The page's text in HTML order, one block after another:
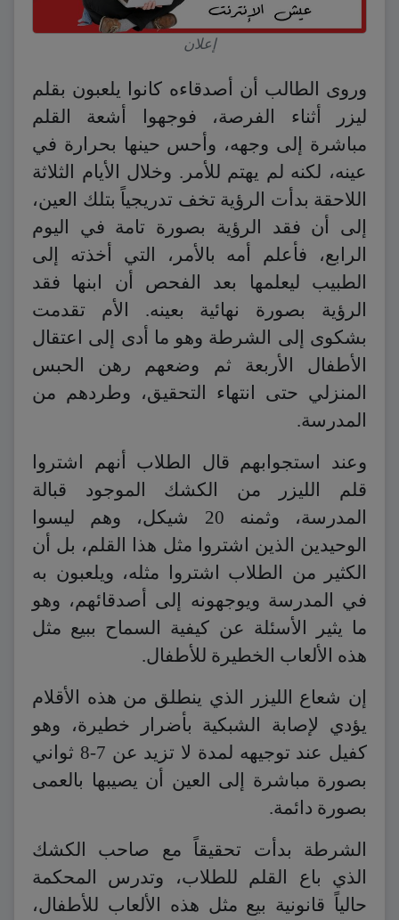
إعلان
وروى الطالب أن أصدقاءه كانوا يلعبون بقلم
ليزر أثناء الفرصة، فوجهوا أشعة القلم
مباشرة إلى وجهه، وأحس حينها بحرارة في
عينه، لكنه لم يهتم للأمر. وخلال الأيام الثلاثة
اللاحقة بدأت الرؤية تخف تدريجياً بتلك العين،
إلى أن فقد الرؤية بصورة تامة في اليوم
الرابع، فأعلم أمه بالأمر، التي أخذته إلى
الطبيب ليعلمها بعد الفحص أن ابنها فقد
الرؤية بصورة نهائية بعينه. الأم تقدمت
بشكوى إلى الشرطة وهو ما أدى إلى اعتقال
الأطفال الأربعة ثم وضعهم رهن الحبس
المنزلي حتى انتهاء التحقيق، وطردهم من
المدرسة.
وعند استجوابهم قال الطلاب أنهم اشتروا
قلم الليزر من الكشك الموجود قبالة
المدرسة، وثمنه 20 شيكل، وهم ليسوا
الوحيدين الذين اشتروا مثل هذا القلم، بل أن
الكثير من الطلاب اشتروا مثله، ويلعبون به
في المدرسة ويوجهونه إلى أصدقائهم، وهو
ما يثير الأسئلة عن كيفية السماح ببيع مثل
هذه الألعاب الخطيرة للأطفال.
إن شعاع الليزر الذي ينطلق من هذه الأقلام
يؤدي لإصابة الشبكية بأضرار خطيرة، وهو
كفيل عند توجيهه لمدة لا تزيد عن 7-8 ثواني
بصورة مباشرة إلى العين أن يصيبها بالعمى
بصورة دائمة.
الشرطة بدأت تحقيقاً مع صاحب الكشك
الذي باع القلم للطلاب، وتدرس المحكمة
حالياً قانونية بيع مثل هذه الألعاب للأطفال،